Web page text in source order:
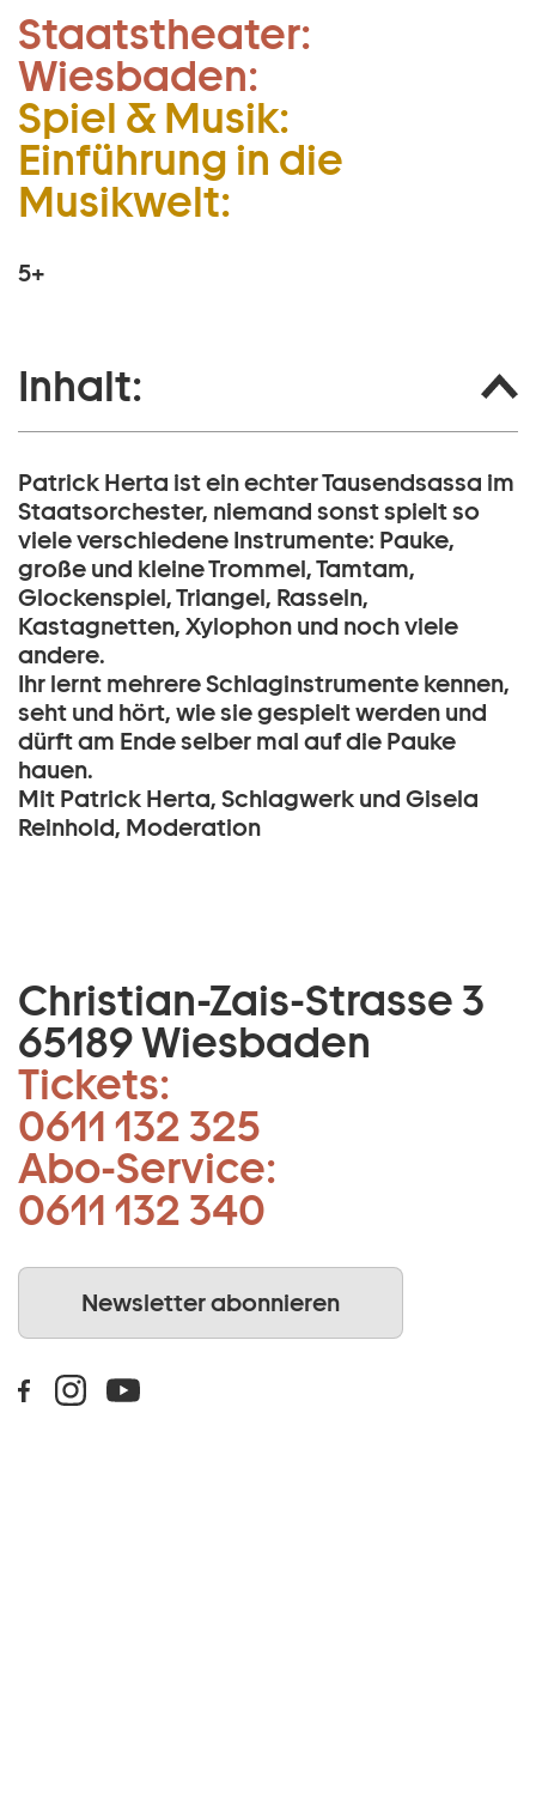
Zum Hauptinhalt springen
Zum Footer springen
Staatstheater:
Wiesbaden:
Spiel & Musik:
Einführung in die
Musikwelt:
5+
Inhalt:
Patrick Herta ist ein echter Tausendsassa im
Staatsorchester, niemand sonst spielt so
viele verschiedene Instrumente: Pauke,
große und kleine Trommel, Tamtam,
Glockenspiel, Triangel, Rasseln,
Kastagnetten, Xylophon und noch viele
andere.
Ihr lernt mehrere Schlaginstrumente kennen,
seht und hört, wie sie gespielt werden und
dürft am Ende selber mal auf die Pauke
hauen.
Mit Patrick Herta, Schlagwerk und Gisela
Reinhold, Moderation
Christian-Zais-Strasse 3
65189 Wiesbaden
Tickets:
0611 132 325
Abo-Service:
0611 132 340
Newsletter abonnieren